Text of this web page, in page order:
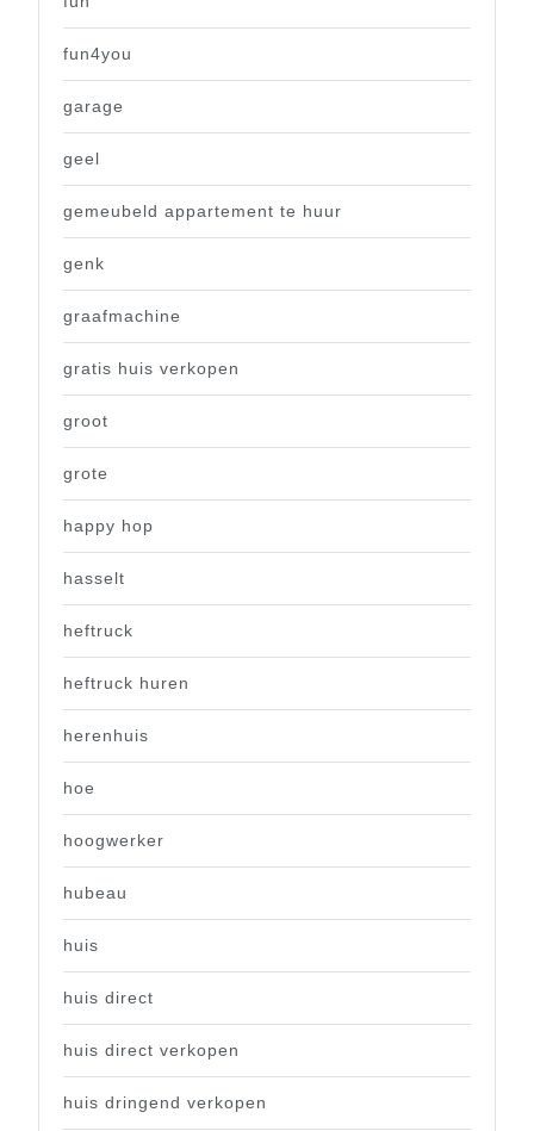
fun4you
garage
geel
gemeubeld appartement te huur
genk
graafmachine
gratis huis verkopen
groot
grote
happy hop
hasselt
heftruck
heftruck huren
herenhuis
hoe
hoogwerker
hubeau
huis
huis direct
huis direct verkopen
huis dringend verkopen